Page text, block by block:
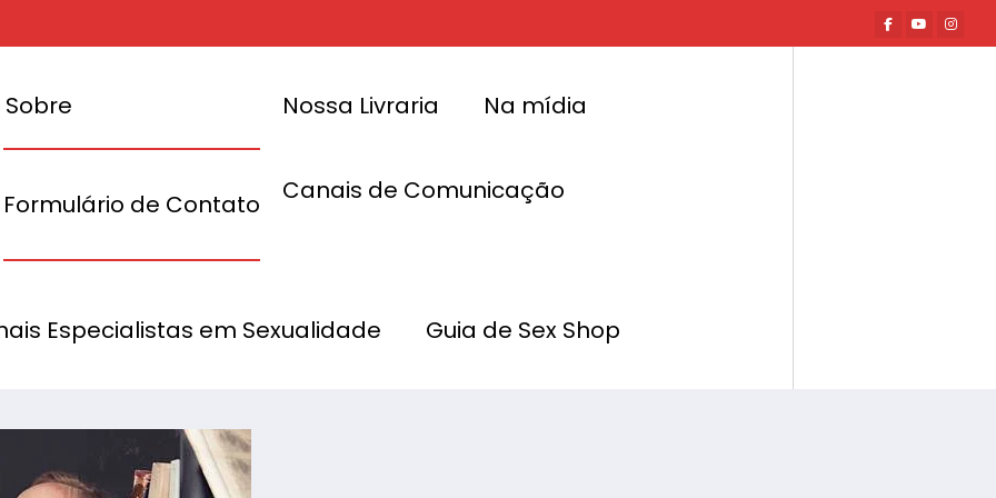
Sobre
Formulário de Contato
Nossa Livraria Na mídia
Canais de Comunicação
Especialistas em Sexualidade Guia de Sex Shop
pra